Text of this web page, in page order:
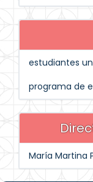
estudiantes
programa de
María Martina